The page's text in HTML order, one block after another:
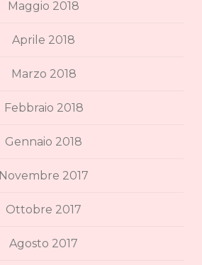
Maggio 2018
Aprile 2018
Marzo 2018
Febbraio 2018
Gennaio 2018
Novembre 2017
Ottobre 2017
Agosto 2017